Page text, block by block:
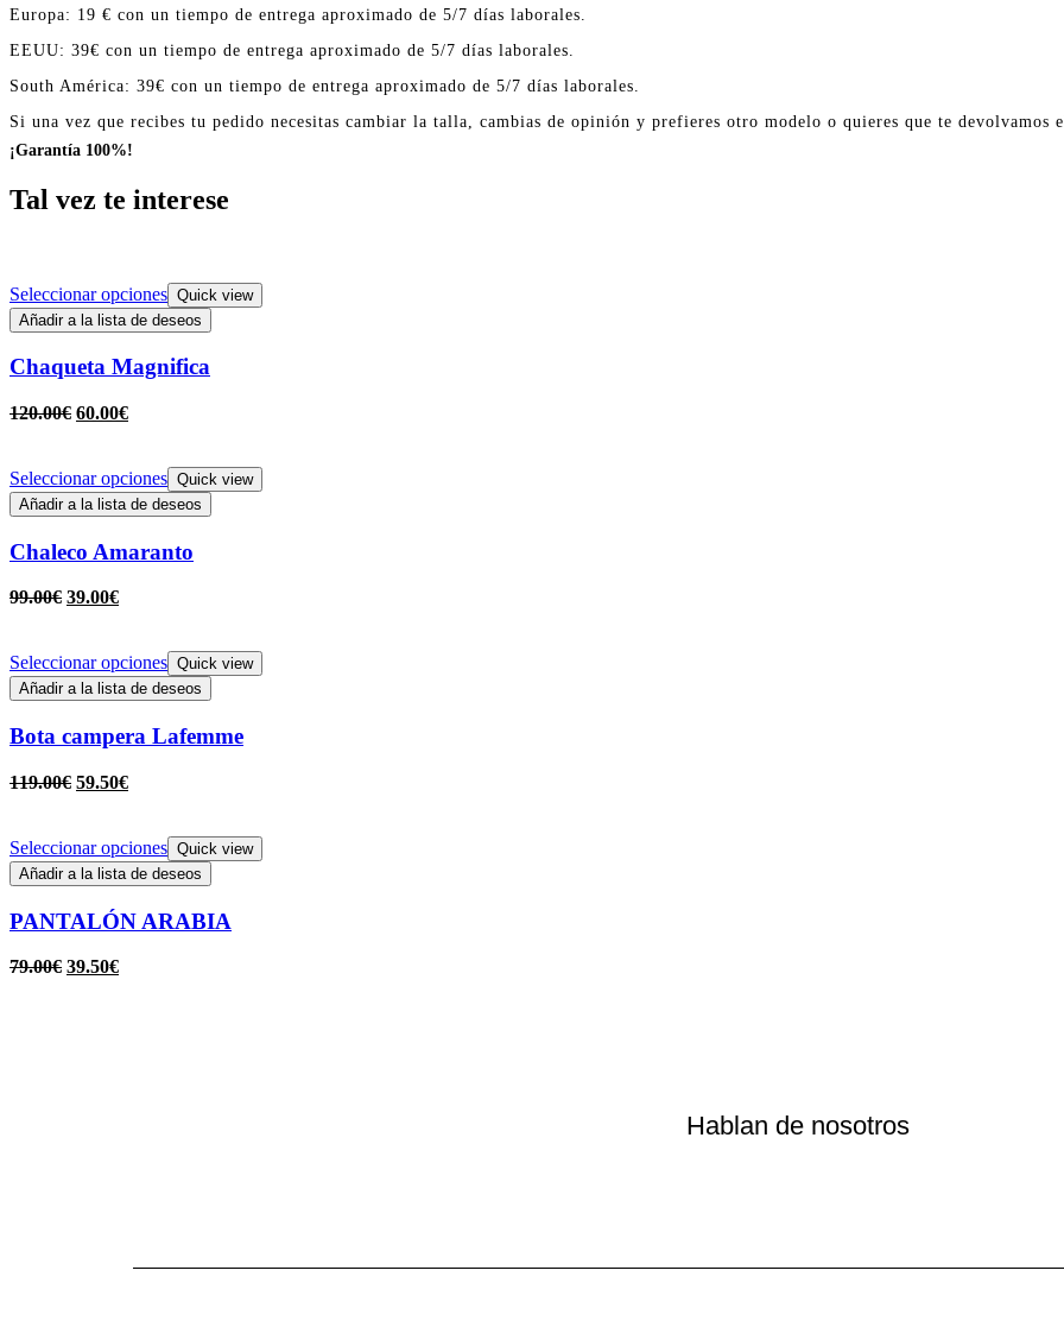
Europa: 19 € con un tiempo de entrega aproximado de 5/7 días laborales.
EEUU: 39€ con un tiempo de entrega aproximado de 5/7 días laborales.
South América: 39€ con un tiempo de entrega aproximado de 5/7 días laborales.
Si una vez que recibes tu pedido necesitas cambiar la talla, cambias de opinión y prefieres otro modelo o quieres que te devolvamos
¡Garantía 100%!
Tal vez te interese
Seleccionar opciones Quick view
Añadir a la lista de deseos
Chaqueta Magnifica
120.00€ 60.00€
Seleccionar opciones Quick view
Añadir a la lista de deseos
Chaleco Amaranto
99.00€ 39.00€
Seleccionar opciones Quick view
Añadir a la lista de deseos
Bota campera Lafemme
119.00€ 59.50€
Seleccionar opciones Quick view
Añadir a la lista de deseos
PANTALÓN ARABIA
79.00€ 39.50€
Hablan de nosotros